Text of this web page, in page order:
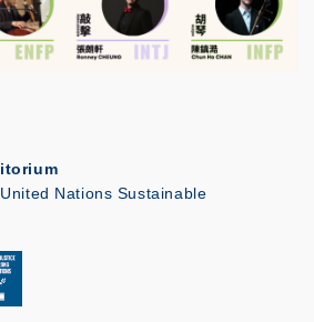
Nations Sustainable